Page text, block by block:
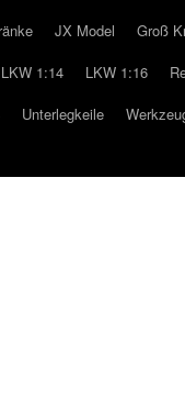
JX Model Groß
LKW 1:14 LKW 1:16
Unterlegkeile